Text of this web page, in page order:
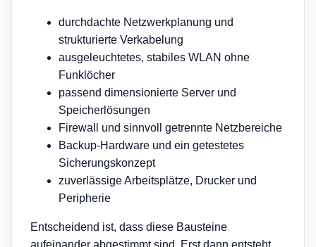
durchdachte Netzwerkplanung und
strukturierte Verkabelung
ausgeleuchtetes, stabiles WLAN ohne
Funklöcher
passend dimensionierte Server und
Speicherlösungen
Firewall und sinnvoll getrennte Netzbereiche
Backup-Hardware und ein getestetes
Sicherungskonzept
zuverlässige Arbeitsplätze, Drucker und
Peripherie
Entscheidend ist, dass diese Bausteine
aufeinander abgestimmt sind. Erst dann entsteht